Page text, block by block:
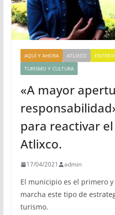
AQUÍ Y AHORA ATLIXCO
TURISMO Y CULTURA
«A mayor
para reactivar
Atlixco.
17/04/2021 admin
El municipio es el primero
marcha este tipo de
turismo.